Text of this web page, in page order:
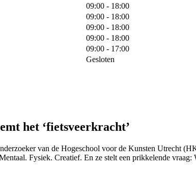
09:00 - 18:00
09:00 - 18:00
09:00 - 18:00
09:00 - 18:00
09:00 - 17:00
Gesloten
het ‘fietsveerkracht’
van de Hogeschool voor de Kunsten Utrecht
Fysiek. Creatief. En ze stelt een prikkelende